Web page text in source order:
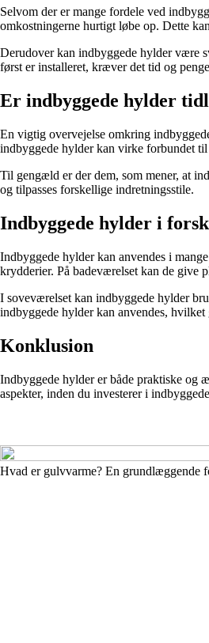
Selvom der er mange fordele ved
omkostningerne hurtigt løbe op. Dette
Derudover kan indbyggede hylder være
først er installeret, kræver det tid og
Er indbyggede hylder
En vigtig overvejelse omkring
indbyggede hylder kan virke forbundet
Til gengæld er der dem, som mener, at
og tilpasses forskellige indretningsstile.
Indbyggede hylder i
Indbyggede hylder kan anvendes i
krydderier. På badeværelset kan de give
I soveværelset kan indbyggede hylder
indbyggede hylder kan anvendes,
Konklusion
Indbyggede hylder er både praktiske og
aspekter, inden du investerer i
Hvad er gulvvarme? En grundlæggende